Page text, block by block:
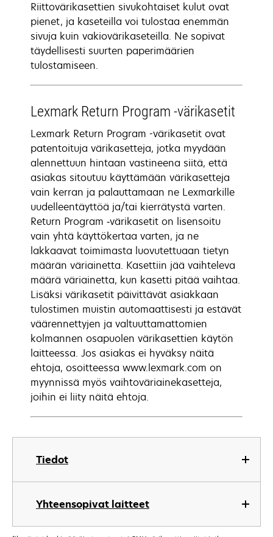
Tiedot
Yhteensopivat laitteet
Riittovärikasettien sivukohtaiset kulut ovat
pienet, ja kaseteilla voi tulostaa enemmän
sivuja kuin vakiovärikaseteilla. Ne sopivat
täydellisesti suurten paperimäärien
tulostamiseen.
Lexmark Return Program -värikasetit
Lexmark Return Program -värikasetit ovat
patentoituja värikasetteja, jotka myydään
alennettuun hintaan vastineena siitä, että
asiakas sitoutuu käyttämään värikasetteja
vain kerran ja palauttamaan ne Lexmarkille
uudelleentäyttöä ja/tai kierrätystä varten.
Return Program ‑värikasetit on lisensoitu
vain yhtä käyttökertaa varten, ja ne
lakkaavat toimimasta luovutettuaan tietyn
määrän väriainetta. Kasettiin jää vaihteleva
määrä väriainetta, kun kasetti pitää vaihtaa.
Lisäksi värikasetit päivittävät asiakkaan
tulostimen muistin automaattisesti ja estävät
väärennettyjen ja valtuuttamattomien
kolmannen osapuolen värikasettien käytön
laitteessa. Jos asiakas ei hyväksy näitä
ehtoja, osoitteessa www.lexmark.com on
myynnissä myös vaihtoväriainekasetteja,
joihin ei liity näitä ehtoja.